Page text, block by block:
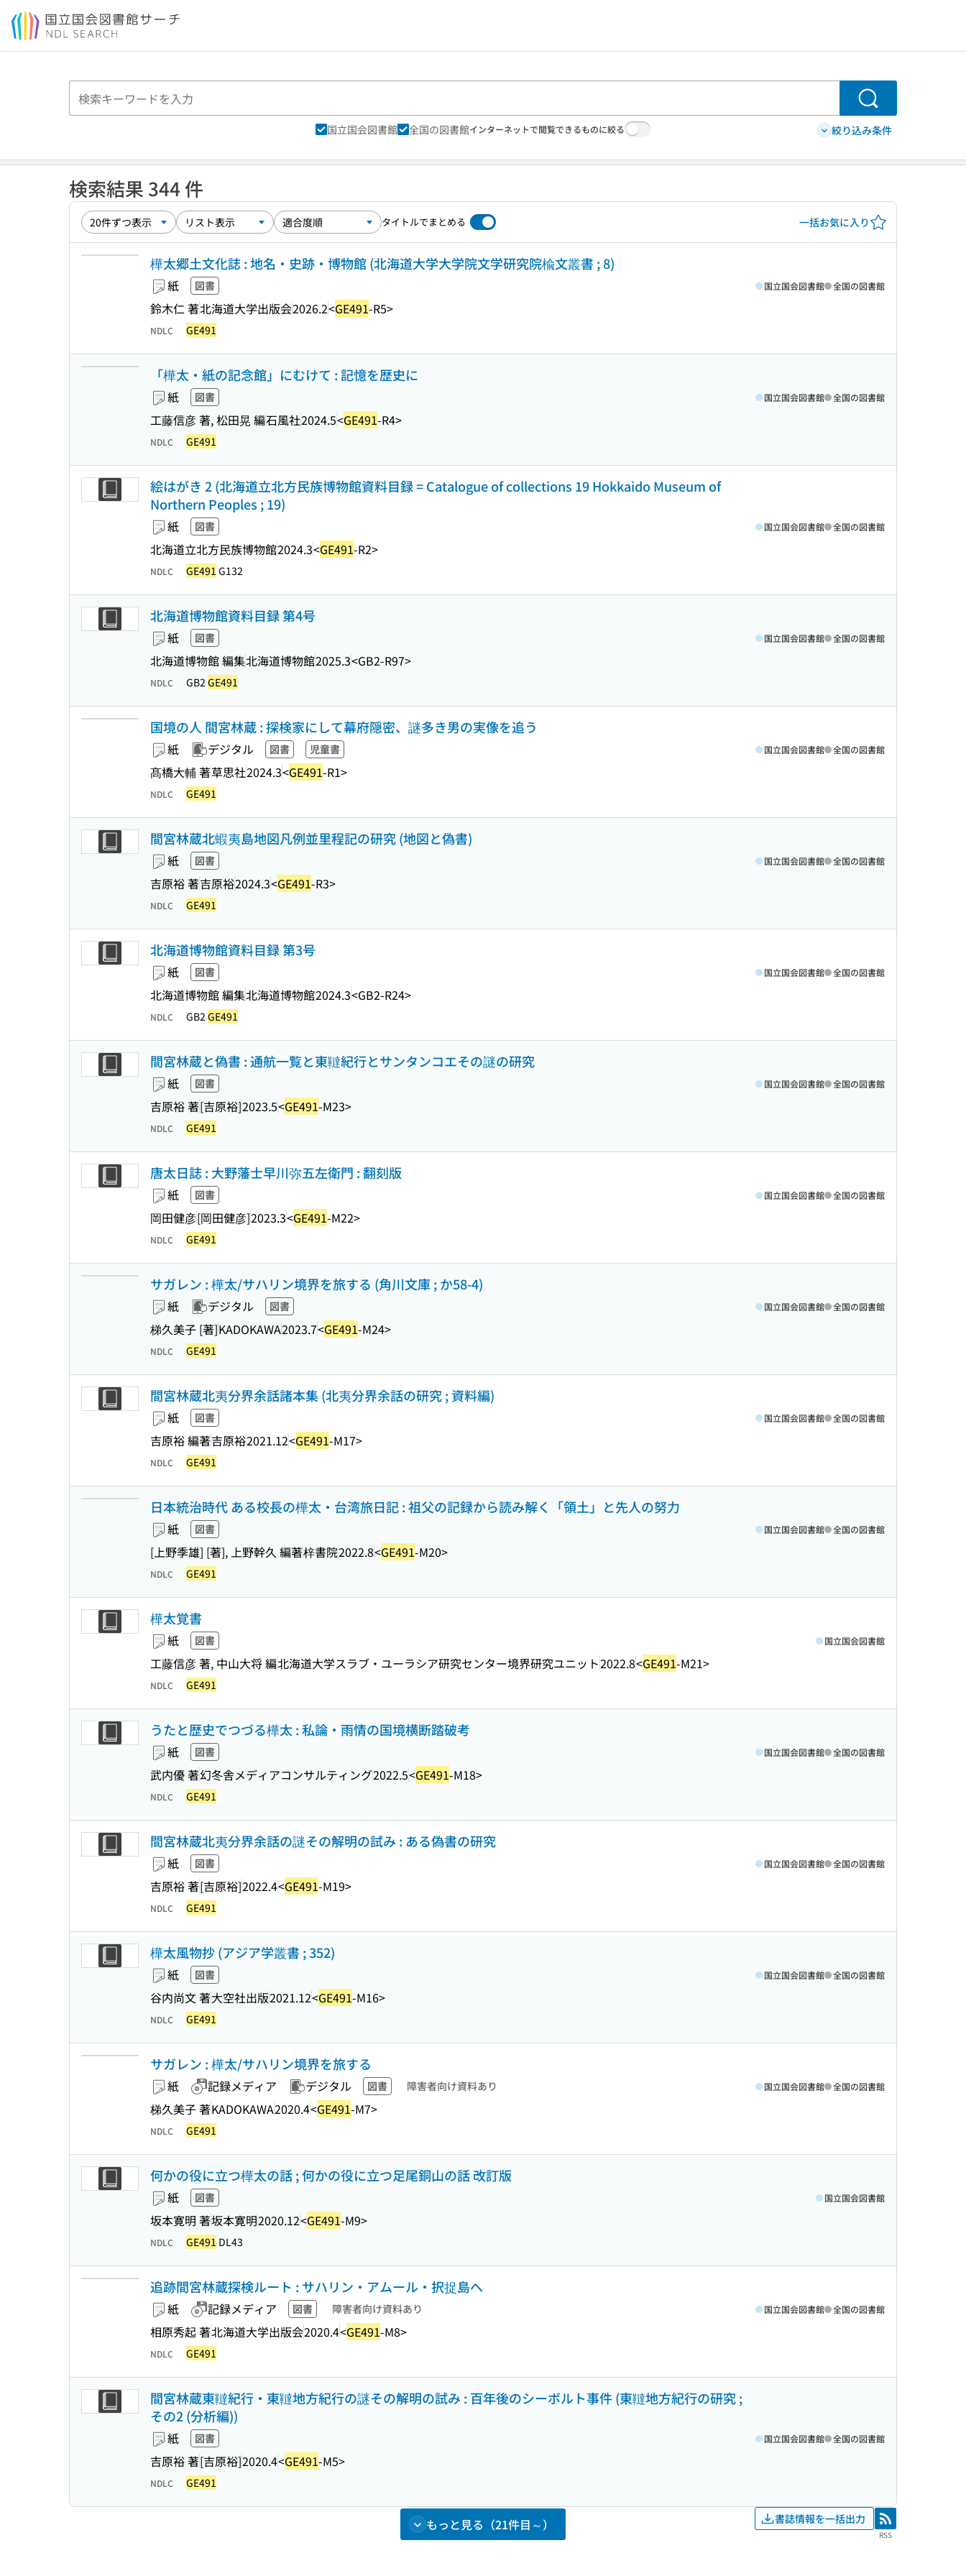
本文へ移動
検索
国立国会図書館 全国の図書館インターネットで閲覧できるものに絞る 絞り込み条件
検索結果 344 件
タイトルでまとめる 一括お気に入り
樺太郷土文化誌 : 地名・史跡・博物館 (北海道大学大学院文学研究院楡文叢書 ; 8)
紙 図書
鈴木仁 著北海道大学出版会2026.2<GE491-R5>
国立国会図書館 全国の図書館
NDLC GE491
「樺太・紙の記念館」にむけて : 記憶を歴史に
紙 図書
工藤信彦 著, 松田晃 編石風社2024.5<GE491-R4>
国立国会図書館 全国の図書館
NDLC GE491
絵はがき 2 (北海道立北方民族博物館資料目録 = Catalogue of collections 19 Hokkaido Museum of
Northern Peoples ; 19)
紙 図書
北海道立北方民族博物館2024.3<GE491-R2>
国立国会図書館 全国の図書館
NDLC GE491 G132
北海道博物館資料目録 第4号
紙 図書
北海道博物館 編集北海道博物館2025.3<GB2-R97>
国立国会図書館 全国の図書館
NDLC GB2 GE491
国境の人 間宮林蔵 : 探検家にして幕府隠密、謎多き男の実像を追う
紙 デジタル 図書 児童書
髙橋大輔 著草思社2024.3<GE491-R1>
国立国会図書館 全国の図書館
NDLC GE491
間宮林蔵北蝦夷島地図凡例並里程記の研究 (地図と偽書)
紙 図書
吉原裕 著吉原裕2024.3<GE491-R3>
国立国会図書館 全国の図書館
NDLC GE491
北海道博物館資料目録 第3号
紙 図書
北海道博物館 編集北海道博物館2024.3<GB2-R24>
国立国会図書館 全国の図書館
NDLC GB2 GE491
間宮林蔵と偽書 : 通航一覧と東韃紀行とサンタンコエその謎の研究
紙 図書
吉原裕 著[吉原裕]2023.5<GE491-M23>
国立国会図書館 全国の図書館
NDLC GE491
唐太日誌 : 大野藩士早川弥五左衛門 : 翻刻版
紙 図書
岡田健彦[岡田健彦]2023.3<GE491-M22>
国立国会図書館 全国の図書館
NDLC GE491
サガレン : 樺太/サハリン境界を旅する (角川文庫 ; か58-4)
紙 デジタル 図書
梯久美子 [著]KADOKAWA2023.7<GE491-M24>
国立国会図書館 全国の図書館
NDLC GE491
間宮林蔵北夷分界余話諸本集 (北夷分界余話の研究 ; 資料編)
紙 図書
吉原裕 編著吉原裕2021.12<GE491-M17>
国立国会図書館 全国の図書館
NDLC GE491
日本統治時代 ある校長の樺太・台湾旅日記 : 祖父の記録から読み解く「領土」と先人の努力
紙 図書
[上野季雄] [著], 上野幹久 編著梓書院2022.8<GE491-M20>
国立国会図書館 全国の図書館
NDLC GE491
樺太覚書
紙 図書
工藤信彦 著, 中山大将 編北海道大学スラブ・ユーラシア研究センター境界研究ユニット2022.8<GE491-M21>
国立国会図書館
NDLC GE491
うたと歴史でつづる樺太 : 私論・雨情の国境横断踏破考
紙 図書
武内優 著幻冬舎メディアコンサルティング2022.5<GE491-M18>
国立国会図書館 全国の図書館
NDLC GE491
間宮林蔵北夷分界余話の謎その解明の試み : ある偽書の研究
紙 図書
吉原裕 著[吉原裕]2022.4<GE491-M19>
国立国会図書館 全国の図書館
NDLC GE491
樺太風物抄 (アジア学叢書 ; 352)
紙 図書
谷内尚文 著大空社出版2021.12<GE491-M16>
国立国会図書館 全国の図書館
NDLC GE491
サガレン : 樺太/サハリン境界を旅する
紙 記録メディア デジタル 図書 障害者向け資料あり
梯久美子 著KADOKAWA2020.4<GE491-M7>
国立国会図書館 全国の図書館
NDLC GE491
何かの役に立つ樺太の話 ; 何かの役に立つ足尾銅山の話 改訂版
紙 図書
坂本寛明 著坂本寛明2020.12<GE491-M9>
国立国会図書館
NDLC GE491 DL43
追跡間宮林蔵探検ルート : サハリン・アムール・択捉島へ
紙 記録メディア 図書 障害者向け資料あり
相原秀起 著北海道大学出版会2020.4<GE491-M8>
国立国会図書館 全国の図書館
NDLC GE491
間宮林蔵東韃紀行・東韃地方紀行の謎その解明の試み : 百年後のシーボルト事件 (東韃地方紀行の研究 ;
その2 (分析編))
紙 図書
吉原裕 著[吉原裕]2020.4<GE491-M5>
国立国会図書館 全国の図書館
NDLC GE491
もっと見る（21件目～） 書誌情報を一括出力 RSS
RSS